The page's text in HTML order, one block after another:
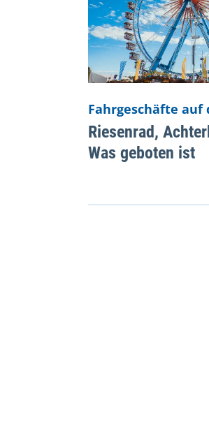
Fahrgeschäfte auf
Riesenrad,
Was geboten ist